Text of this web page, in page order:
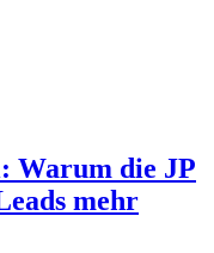
Warum die JP
mehr